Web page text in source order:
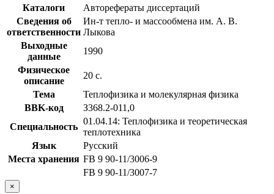
Каталоги
Авторефераты диссертаций
Сведения об
ответственности
Ин-т тепло- и массообмена им. А. В.
Лыкова
Выходные
данные
1990
Физическое
описание
20 с.
Тема
Теплофизика и молекулярная физика
BBK-код
З368.2-011,0
Специальность
01.04.14: Теплофизика и теоретическая
теплотехника
Язык
Русский
Места хранения FB 9 90-11/3006-9
FB 9 90-11/3007-7
×